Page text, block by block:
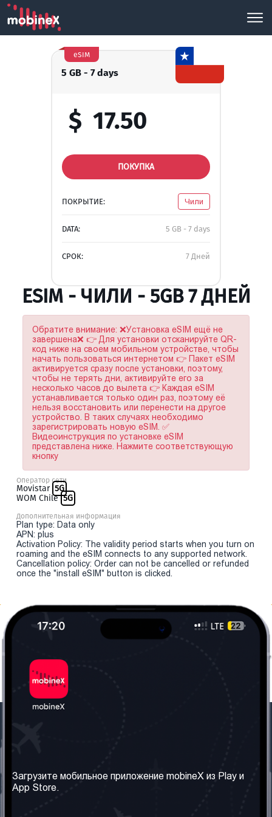
5 GB - 7 days
eSIM
$ 17.50
ПОКУПКА
ПОКРЫТИЕ: Чили
DATA: 5 GB - 7 days
СРОК: 7 Дней
ESIM - ЧИЛИ - 5GB 7 ДНЕЙ
Обратите внимание: ❌Установка eSIM ещё не
завершена❌ 👉 Для установки отсканируйте QR-
код ниже на своем мобильном устройстве, чтобы
начать пользоваться интернетом 👉 Пакет eSIM
активируется сразу после установки, поэтому,
чтобы не терять дни, активируйте его за
несколько часов до вылета 👉 Каждая eSIM
устанавливается только один раз, поэтому её
нельзя восстановить или перенести на другое
устройство. В таких случаях необходимо
зарегистрировать новую eSIM. ✅
Видеоинструкция по установке eSIM
представлена ниже. Нажмите соответствующую
кнопку
Оператор сети
Movistar 5G
WOM Chile 5G
Дополнительная информация
Plan type: Data only
APN: plus
Activation Policy: The validity period starts when you turn on
roaming and the eSIM connects to any supported network.
Cancellation policy: Order can not be cancelled or refunded
once the "install eSIM" button is clicked.
Наши сервисы
Правила и Условия
Загрузите мобильное приложение mobineX из Play и
App Store.